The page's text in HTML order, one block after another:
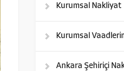
Kurumsal Nakliyat
Kurumsal
Ankara Şehiriçi